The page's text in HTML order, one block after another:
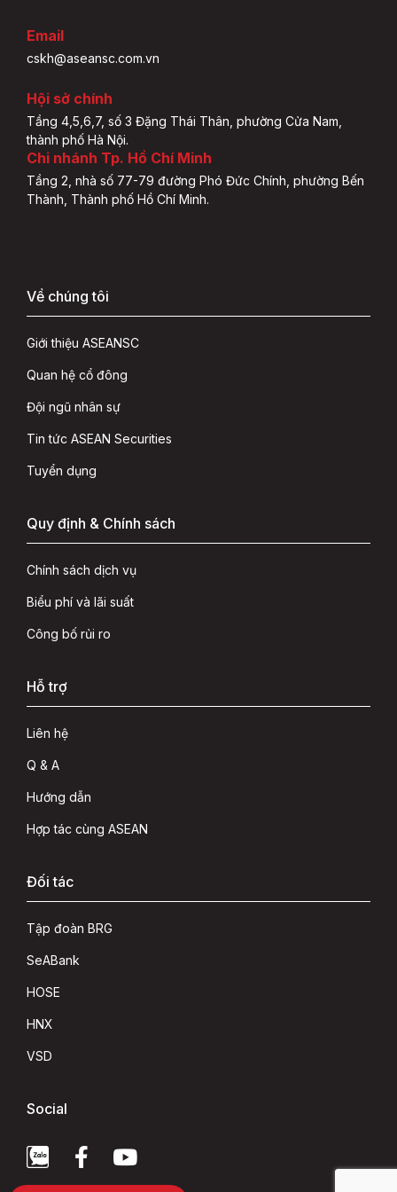
Email
cskh@aseansc.com.vn
Hội sở chính
Tầng 4,5,6,7, số 3 Đặng Thái Thân, phường Cửa Nam,
thành phố Hà Nội.
Chi nhánh Tp. Hồ Chí Minh
Tầng 2, nhà số 77-79 đường Phó Đức Chính, phường Bến
Thành, Thành phố Hồ Chí Minh.
Về chúng tôi
Giới thiệu ASEANSC
Quan hệ cổ đông
Đội ngũ nhân sự
Tin tức ASEAN Securities
Tuyển dụng
Quy định & Chính sách
Chính sách dịch vụ
Biểu phí và lãi suất
Công bố rủi ro
Hỗ trợ
Liên hệ
Q & A
Hướng dẫn
Hợp tác cùng ASEAN
Đối tác
Tập đoàn BRG
SeABank
HOSE
HNX
VSD
Social